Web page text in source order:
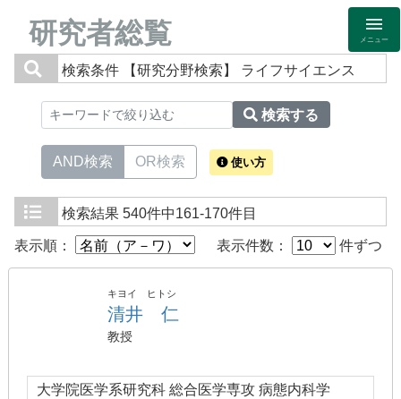
研究者総覧 メニュー
検索条件 【研究分野検索】 ライフサイエンス
検索する
AND検索 OR検索 使い方
検索結果 540件中161-170件目
表示順： 表示件数： 件ずつ
キヨイ ヒトシ
清井 仁
教授
大学院医学系研究科 総合医学専攻 病態内科学